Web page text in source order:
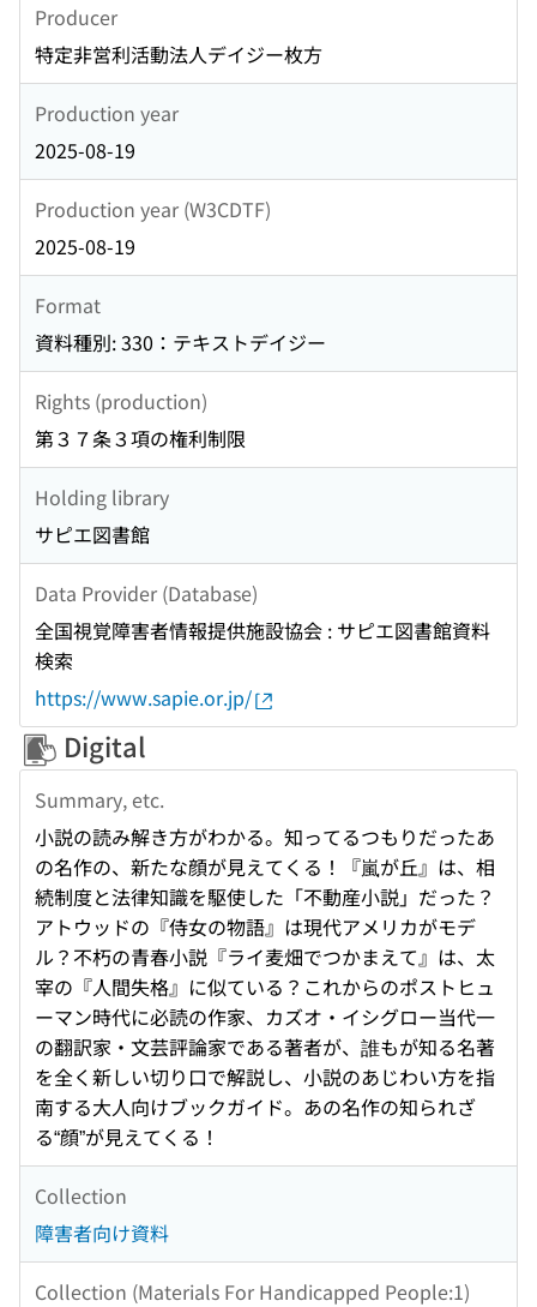
Producer
特定非営利活動法人デイジー枚方
Production year
2025-08-19
Production year (W3CDTF)
2025-08-19
Format
資料種別: 330：テキストデイジー
Rights (production)
第３７条３項の権利制限
Holding library
サピエ図書館
Data Provider (Database)
全国視覚障害者情報提供施設協会 : サピエ図書館資料
検索
https://www.sapie.or.jp/
Digital
Summary, etc.
小説の読み解き方がわかる。知ってるつもりだったあ
の名作の、新たな顔が見えてくる！『嵐が丘』は、相
続制度と法律知識を駆使した「不動産小説」だった？
アトウッドの『侍女の物語』は現代アメリカがモデ
ル？不朽の青春小説『ライ麦畑でつかまえて』は、太
宰の『人間失格』に似ている？これからのポストヒュ
ーマン時代に必読の作家、カズオ・イシグロー当代一
の翻訳家・文芸評論家である著者が、誰もが知る名著
を全く新しい切り口で解説し、小説のあじわい方を指
南する大人向けブックガイド。あの名作の知られざ
る“顔”が見えてくる！
Collection
障害者向け資料
Collection (Materials For Handicapped People:1)